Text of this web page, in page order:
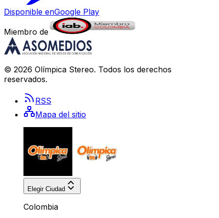
Disponible enGoogle Play
Miembro de
© 2026 Olímpica Stereo. Todos los derechos
reservados.
RSS
Mapa del sitio
Elegir Ciudad
Colombia